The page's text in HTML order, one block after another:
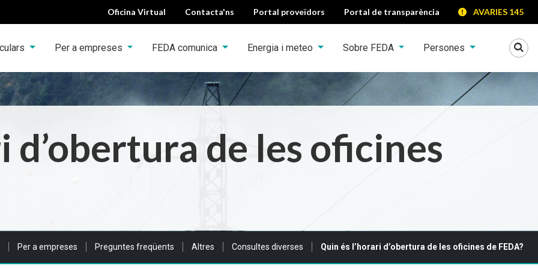
Oficina Virtual Contacta'ns Portal proveïdors Portal de transparència AVARIES 145
Per a empreses FEDA comunica Energia i meteo Sobre FEDA Persones
d’obertura de les oficines
Per a empreses Preguntes freqüents Altres Consultes diverses Quin és l’horari d’obertura de les oficines de FEDA?